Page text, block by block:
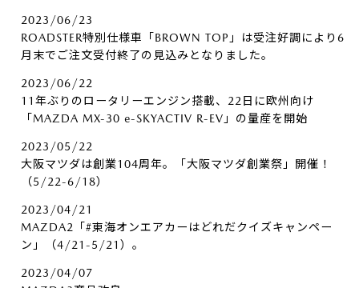
2023/06/23
ROADSTER特別仕様車「BROWN TOP」は受注好調により6
月末でご注文受付終了の見込みとなりました。
2023/06/22
11年ぶりのロータリーエンジン搭載、22日に欧州向け
「MAZDA MX-30 e-SKYACTIV R-EV」の量産を開始
2023/05/22
大阪マツダは創業104周年。「大阪マツダ創業祭」開催！
（5/22-6/18）
2023/04/21
MAZDA2「#東海オンエアカーはどれだクイズキャンペー
ン」（4/21-5/21）。
2023/04/07